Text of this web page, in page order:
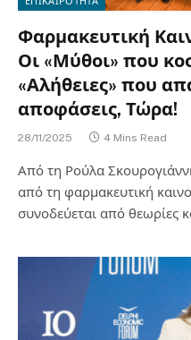
Φαρμακευτική
Οι «Μύθοι» που
«Αλήθειες» που
αποφάσεις, Τώρα!
28/11/2025 4 Mins Read
Από τη Ρούλα
από τη φαρμακευτική
συνοδεύεται από θεωρίες